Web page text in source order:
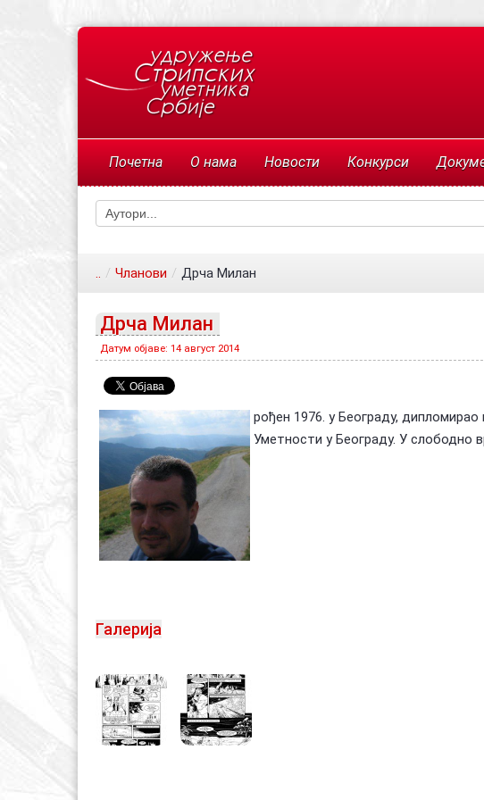
Почетна О нама Новости Конкурси
.. / Чланови / Дрча Милан
Дрча Милан
Датум објаве: 14 август 2014
рођен 1976. у Београду,
Уметности у Београду. У слободно
Галерија